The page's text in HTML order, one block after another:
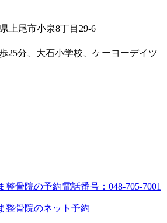
上尾市小泉8丁目29‐6
25分、大石小学校、ケーヨーデイツ